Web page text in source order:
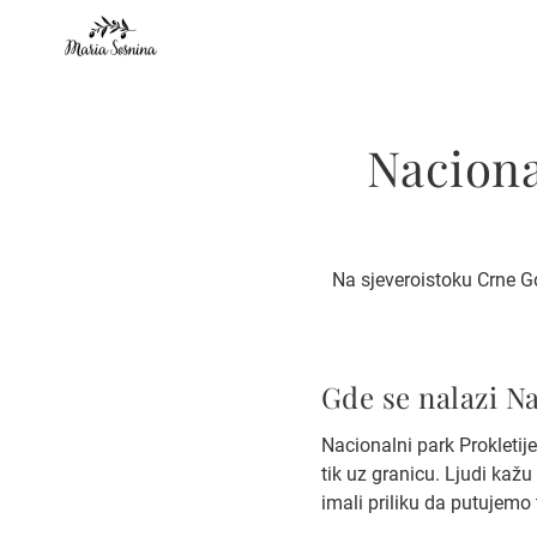
Na sjeveroistoku Crne
Gde se nalazi
Nacionalni park
tik uz granicu. Ljudi
imali priliku da putujemo